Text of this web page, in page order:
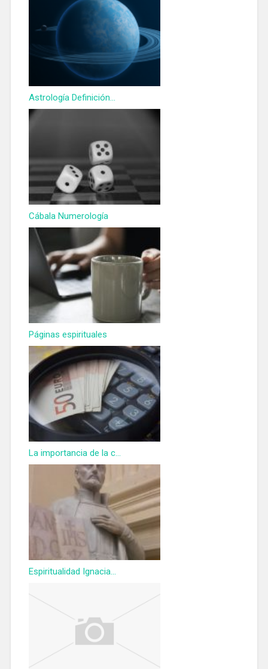
Astrología Definición...
Cábala Numerología
Páginas espirituales
La importancia de la c...
Espiritualidad Ignacia...